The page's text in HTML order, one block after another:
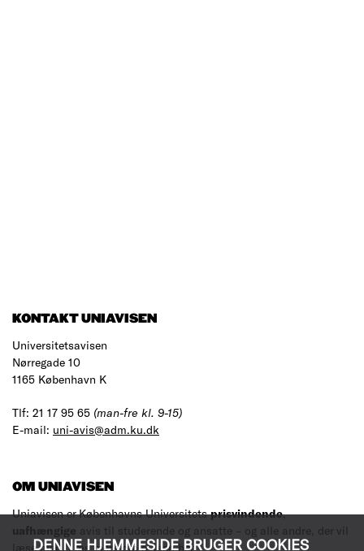
DENNE HJEMMESIDE BRUGER COOKIES
KONTAKT UNIAVISEN
Universitetsavisen
Nørregade 10
1165 København K
Tlf: 21 17 95 65 (man-fre kl. 9-15)
E-mail: uni-avis@adm.ku.dk
OM UNIAVISEN
Uniavisen er Københavns Universitetsprisvindende,
uafhængige avis til studerende og ansatte – og alle andre, der vil
læse med.Læs mere om avisen her.